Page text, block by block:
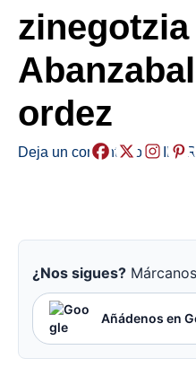
ordez
Deja un comentario /EIBAR
¿Nos sigues?
Añádenos en